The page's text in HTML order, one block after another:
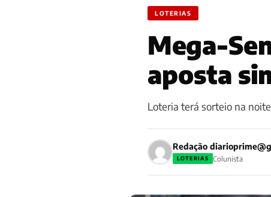
LOTERIAS
Mega-
aposta
Loteria terá sorteio na
Redação
LOTERIAS Colunista